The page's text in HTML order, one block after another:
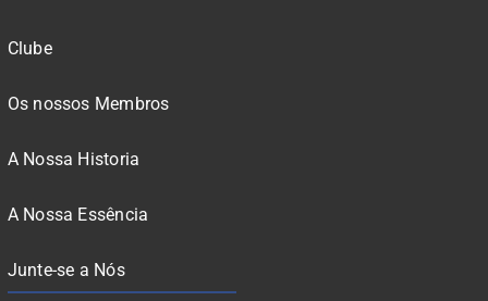
Clube
Os nossos Membros
A Nossa Historia
A Nossa Essência
Junte-se a Nós